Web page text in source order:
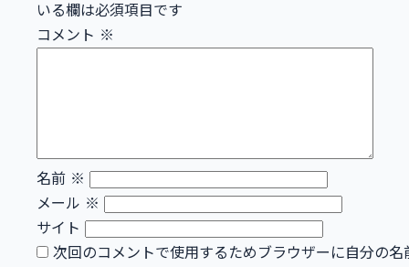
いる欄は必須項目です
コメント ※
名前 ※
メール ※
サイト
次回のコメントで使用するためブラウザーに自分の名